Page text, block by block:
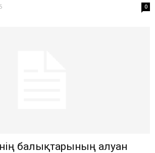
0
балықтарының алуан